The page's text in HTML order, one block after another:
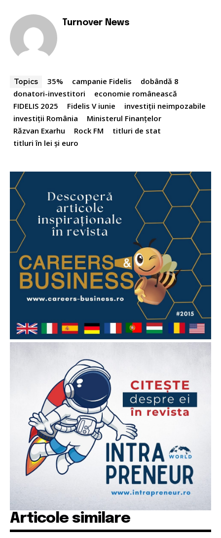
Turnover News
Topics 35% campanie Fidelis
dobândă 8
donatori-investitori
economie românească
FIDELIS 2025
Fidelis V iunie
investiții neimpozabile
investiții România
Ministerul Finanțelor
Răzvan Exarhu
Rock FM
titluri de stat
titluri în lei și euro
Articole similare